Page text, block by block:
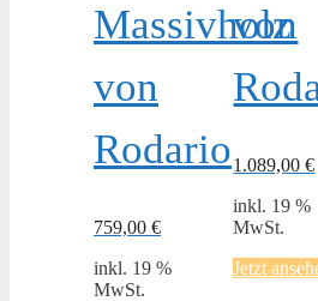
Massivholz
von
Rodario
759,00 €
inkl. 19 %
MwSt.
von
1.089,00€
inkl. 19 %
MwSt.
Jetzt